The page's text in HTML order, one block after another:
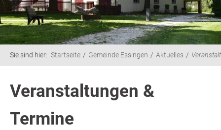
Sie sind hier: Startseite Gemeinde Essingen Aktuelles
Veranstaltungen &
Termine